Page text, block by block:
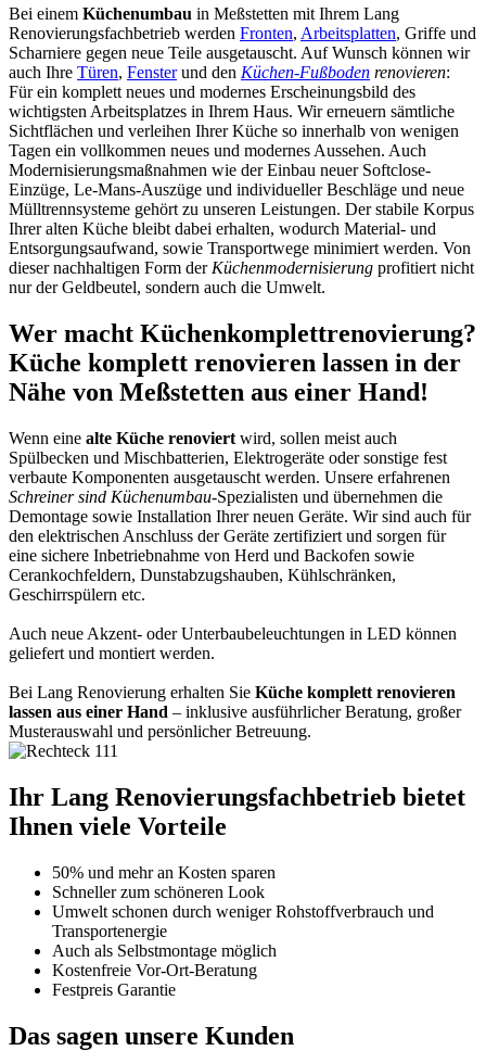
Bei einem Küchenumbau in Meßstetten mit Ihrem Lang
Renovierungsfachbetrieb werden Fronten, Arbeitsplatten, Griffe und
Scharniere gegen neue Teile ausgetauscht. Auf Wunsch können wir
auch Ihre Türen, Fensterund den Küchen-Fußboden renovieren:
Für ein komplett neues und modernes Erscheinungsbild des
wichtigsten Arbeitsplatzes in Ihrem Haus. Wir erneuern sämtliche
Sichtflächen und verleihen Ihrer Küche so innerhalb von wenigen
Tagen ein vollkommen neues und modernes Aussehen. Auch
Modernisierungsmaßnahmen wie der Einbau neuer Softclose-
Einzüge, Le-Mans-Auszüge und individueller Beschläge und neue
Mülltrennsysteme gehört zu unseren Leistungen. Der stabile Korpus
Ihrer alten Küche bleibt dabei erhalten, wodurch Material- und
Entsorgungsaufwand, sowie Transportwege minimiert werden. Von
dieser nachhaltigen Form der Küchenmodernisierung profitiert nicht
nur der Geldbeutel, sondern auch die Umwelt.
Wer macht Küchenkomplettrenovierung?
Küche komplett renovieren lassen in der
Nähe von Meßstetten aus einer Hand!
Wenn eine alte Küche renoviert wird, sollen meist auch
Spülbecken und Mischbatterien, Elektrogeräte oder sonstige fest
verbaute Komponenten ausgetauscht werden. Unsere erfahrenen
Schreiner sind Küchenumbau-Spezialisten und übernehmen die
Demontage sowie Installation Ihrer neuen Geräte. Wir sind auch für
den elektrischen Anschluss der Geräte zertifiziert und sorgen für
eine sichere Inbetriebnahme von Herd und Backofen sowie
Cerankochfeldern, Dunstabzugshauben, Kühlschränken,
Geschirrspülern etc.
Auch neue Akzent- oder Unterbaubeleuchtungen in LED können
geliefert und montiert werden.
Bei Lang Renovierung erhalten Sie Küche komplett renovieren
lassen aus einer Hand – inklusive ausführlicher Beratung, großer
Musterauswahl und persönlicher Betreuung.
Ihr Lang Renovierungsfachbetrieb bietet
Ihnen viele Vorteile
50% und mehr an Kosten sparen
Schneller zum schöneren Look
Umwelt schonen durch weniger Rohstoffverbrauch und
Transportenergie
Auch als Selbstmontage möglich
Kostenfreie Vor-Ort-Beratung
Festpreis Garantie
Das sagen unsere Kunden